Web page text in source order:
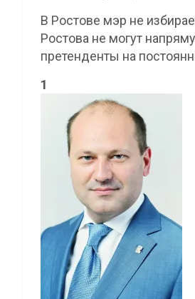
В Ростове мэр не
Ростова не могут
претенденты на
1